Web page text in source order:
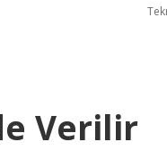
Verilir